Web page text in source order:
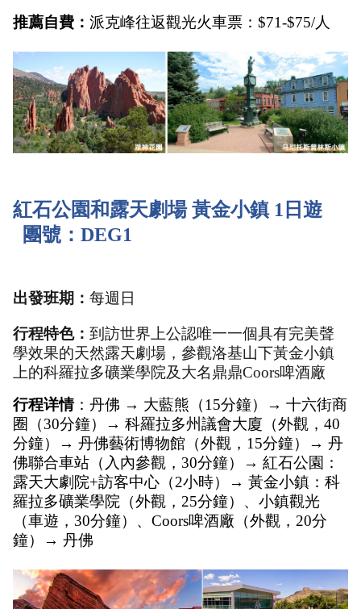
推薦自費： 派克峰往返觀光火車票：$71-$75/人
紅石公園和露天劇場 黃金小鎮 1日遊
團號：DEG1
出發班期： 每週日
行程特色： 到訪世界上公認唯一一個具有完美聲
學效果的天然露天劇場，參觀洛基山下黃金小鎮
上的科羅拉多礦業學院及大名鼎鼎Coors啤酒廠
行程详情：丹佛 → 大藍熊（15分鐘）→ 十六街商
圈（30分鐘）→ 科羅拉多州議會大廈（外觀，40
分鐘）→ 丹佛藝術博物館（外觀，15分鐘）→ 丹
佛聯合車站（入內參觀，30分鐘）→ 紅石公園：
露天大劇院+訪客中心（2小時）→ 黃金小鎮：科
羅拉多礦業學院（外觀，25分鐘）、小鎮觀光
（車遊，30分鐘）、Coors啤酒廠（外觀，20分
鐘）→ 丹佛